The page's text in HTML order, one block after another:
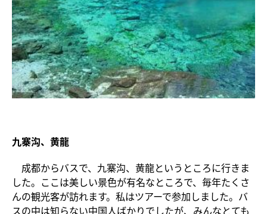
九寨沟、黄龍
成都からバスで、九寨沟、黄龍というところに行きま
した。ここは美しい景色が有名なところで、毎年たくさ
んの観光客が訪れます。私はツアーで参加しました。バ
スの中は知らない中国人ばかりでしたが、みんなとても